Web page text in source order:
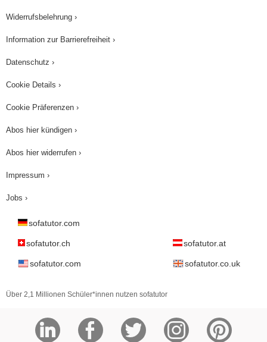
Widerrufsbelehrung ›
Information zur Barrierefreiheit ›
Datenschutz ›
Cookie Details ›
Cookie Präferenzen ›
Abos hier kündigen ›
Abos hier widerrufen ›
Impressum ›
Jobs ›
sofatutor.com
sofatutor.ch sofatutor.at
sofatutor.com sofatutor.co.uk
Über 2,1 Millionen Schüler*innen nutzen sofatutor